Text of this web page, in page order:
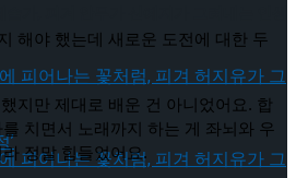
해야 했는데 새로운 도전에 대한 두
지만 제대로 배운 건 아니었어요. 합
치면서 노래까지 하는 게 좌뇌와 우
정말 힘들었어요.